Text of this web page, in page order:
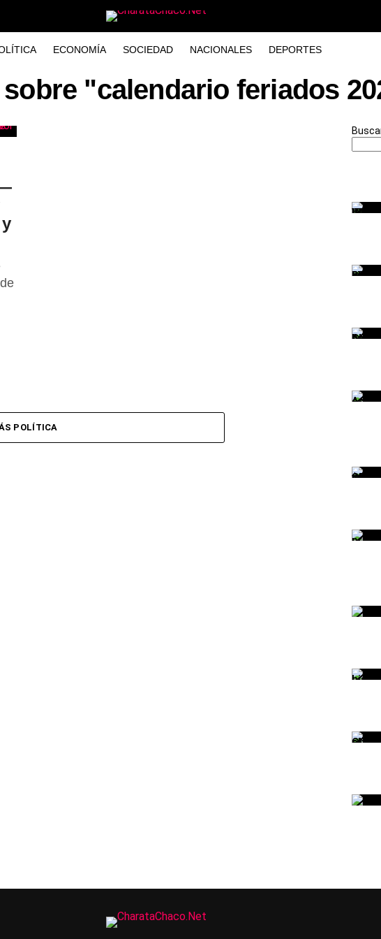
ECONOMÍA SOCIEDAD NACIONALES DEPORTES
"calendario feriados
POLÍTICA